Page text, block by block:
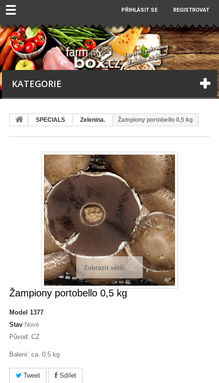
☰ PŘIHLÁSIT SE REGISTROVAT
KATEGORIE
SPECIALS Zelenina. Žampiony portobello 0,5 kg
Zobrazit větší
Žampiony portobello 0,5 kg
Model 1377
Stav Nové
Původ: CZ
Balení: ca. 0,5 kg
Tweet Sdílet